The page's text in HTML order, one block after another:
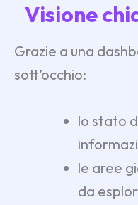
Visione
Grazie a una
sott’occhio:
lo stato
le aree
da